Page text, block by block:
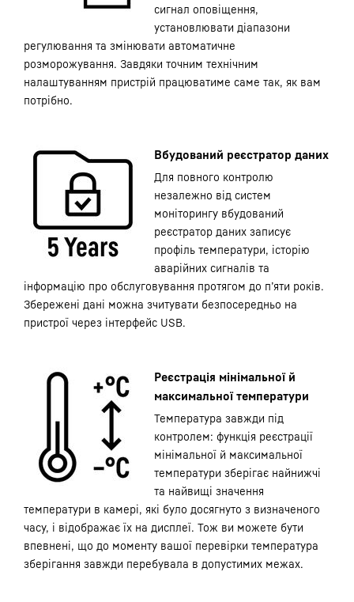
сигнал оповіщення,
установлювати діапазони
регулювання та змінювати автоматичне
розморожування. Завдяки точним технічним
налаштуванням пристрій працюватиме саме так, як вам
потрібно.
Вбудований реєстратор даних
Для повного контролю
незалежно від систем
моніторингу вбудований
реєстратор даних записує
профіль температури, історію
аварійних сигналів та
інформацію про обслуговування протягом до п’яти років.
Збережені дані можна зчитувати безпосередньо на
пристрої через інтерфейс USB.
Реєстрація мінімальної й
максимальної температури
Температура завжди під
контролем: функція реєстрації
мінімальної й максимальної
температури зберігає найнижчі
та найвищі значення
температури в камері, які було досягнуто з визначеного
часу, і відображає їх на дисплеї. Тож ви можете бути
впевнені, що до моменту вашої перевірки температура
зберігання завжди перебувала в допустимих межах.